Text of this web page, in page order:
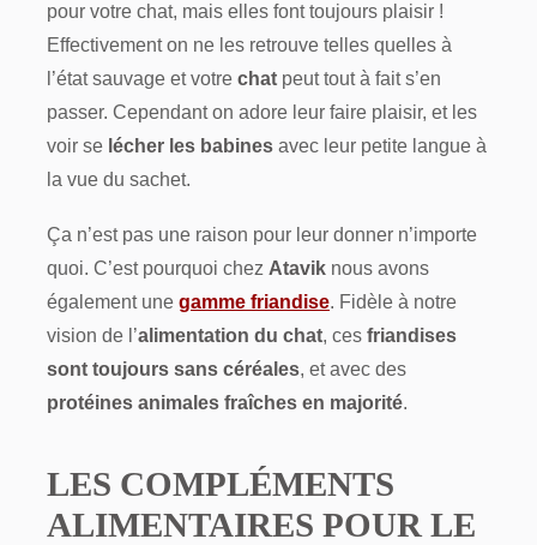
pour votre chat, mais elles font toujours plaisir !
Effectivement on ne les retrouve telles quelles à
l’état sauvage et votre chat peut tout à fait s’en
passer. Cependant on adore leur faire plaisir, et les
voir se lécher les babines avec leur petite langue à
la vue du sachet.
Ça n’est pas une raison pour leur donner n’importe
quoi. C’est pourquoi chez Atavik nous avons
également une gamme friandise. Fidèle à notre
vision de l’alimentation du chat, ces friandises
sont toujours sans céréales, et avec des
protéines animales fraîches en majorité.
LES COMPLÉMENTS
ALIMENTAIRES POUR LE